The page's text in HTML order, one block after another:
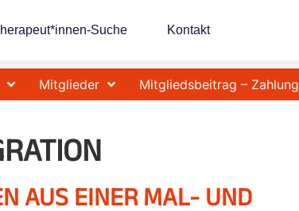
Suche Kontakt
Mitglieder Mitgliedsbeitrag – Zahlung
AUS EINER MAL- UND